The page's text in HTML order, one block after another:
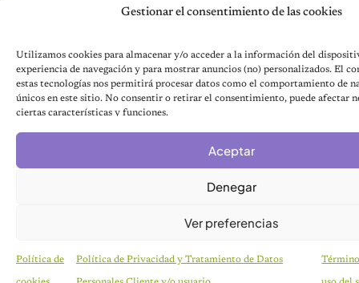
Gestionar el consentimiento de las cookies
Utilizamos cookies para almacenar y/o acceder a la información del
experiencia de navegación y para mostrar anuncios (no) personalizados. El
estas tecnologías nos permitirá procesar datos como el comportamiento de
únicos en este sitio. No consentir o retirar el consentimiento, puede afectar
ciertas características y funciones.
Aceptar
Denegar
Ver preferencias
Política de Política de Privacidad y Tratamiento de Datos